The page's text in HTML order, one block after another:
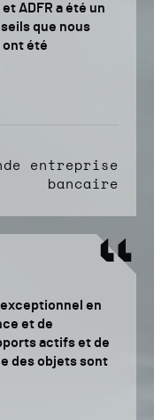
ADFR a été un
que nous
ont été
entreprise
bancaire
en
et de
actifs et de
des objets sont